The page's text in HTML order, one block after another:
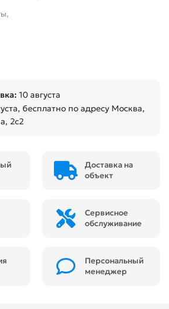
10 августа
, бесплатно по адресу Москва,
2с2
Доставка на
объект
Сервисное
обслуживание
Персональный
менеджер